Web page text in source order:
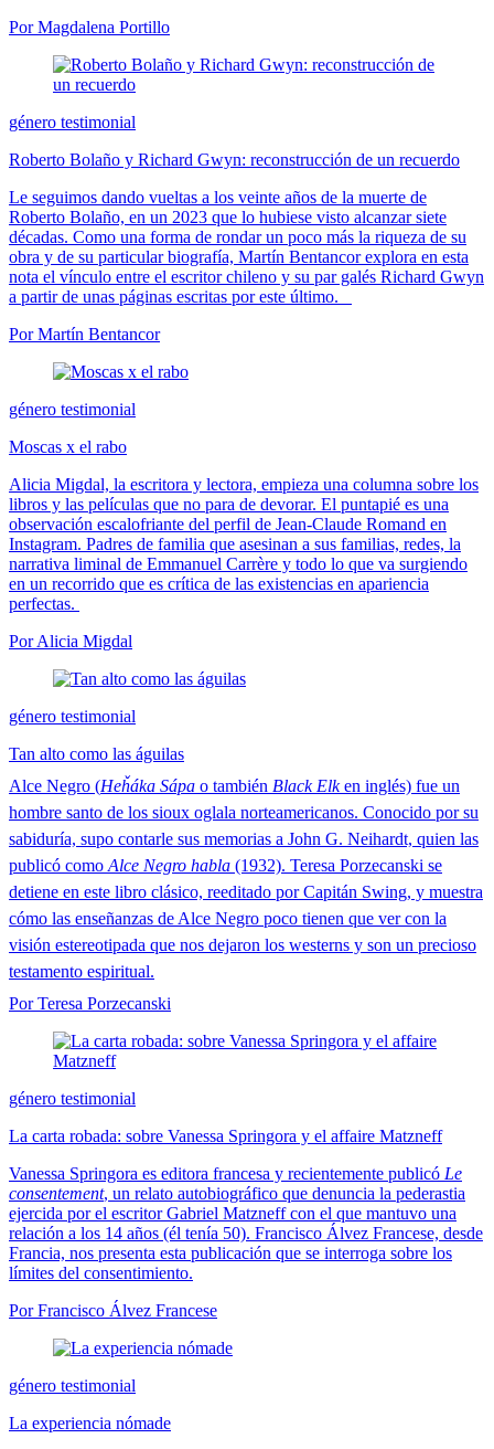
Por Magdalena Portillo
género testimonial
Roberto Bolaño y Richard Gwyn: reconstrucción de un recuerdo
Le seguimos dando vueltas a los veinte años de la muerte de
Roberto Bolaño, en un 2023 que lo hubiese visto alcanzar siete
décadas. Como una forma de rondar un poco más la riqueza de su
obra y de su particular biografía, Martín Bentancor explora en esta
nota el vínculo entre el escritor chileno y su par galés Richard Gwyn
a partir de unas páginas escritas por este último.
Por Martín Bentancor
género testimonial
Moscas x el rabo
Alicia Migdal, la escritora y lectora, empieza una columna sobre los
libros y las películas que no para de devorar. El puntapié es una
observación escalofriante del perfil de Jean-Claude Romand en
Instagram. Padres de familia que asesinan a sus familias, redes, la
narrativa liminal de Emmanuel Carrère y todo lo que va surgiendo
en un recorrido que es crítica de las existencias en apariencia
perfectas.
Por Alicia Migdal
género testimonial
Tan alto como las águilas
Alce Negro (Heȟáka Sápa o también Black Elken inglés) fue un
hombre santo de los sioux oglala norteamericanos. Conocido por su
sabiduría, supo contarle sus memorias a John G. Neihardt, quien las
publicó como Alce Negro habla (1932). Teresa Porzecanski se
detiene en este libro clásico, reeditado por Capitán Swing, y muestra
cómo las enseñanzas de Alce Negro poco tienen que ver con la
visión estereotipada que nos dejaron los westerns y son un precioso
testamento espiritual.
Por Teresa Porzecanski
género testimonial
La carta robada: sobre Vanessa Springora y el affaire Matzneff
Vanessa Springora es editora francesa y recientemente publicó Le
consentement, un relato autobiográfico que denuncia la pederastia
ejercida por el escritor Gabriel Matzneff con el que mantuvo una
relación a los 14 años (él tenía 50). Francisco Álvez Francese, desde
Francia, nos presenta esta publicación que se interroga sobre los
límites del consentimiento.
Por Francisco Álvez Francese
género testimonial
La experiencia nómade